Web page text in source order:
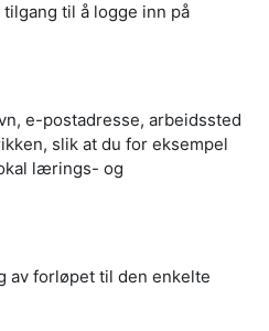
til å logge inn på
e-postadresse, arbeidssted
slik at du for eksempel
lærings- og
av forløpet til den enkelte